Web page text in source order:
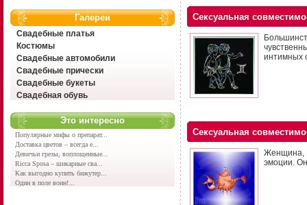
Галереи
Свадебные платья
Костюмы
Свадебные автомобили
Свадебные прически
Свадебные букеты
Свадебная обувь
Это интересно
Популярные мифы о препарат...
Доставка цветов – всегда е...
Девичьи грезы, воплощенные...
Ricca Sposa – шикарные сва...
Как выгодно купить бижутер...
Один в поле воин!...
Сексуальная
интимных
Сексуальная
Женщина,
эмоции.